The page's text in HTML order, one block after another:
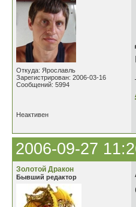
Откуда: Ярославль
Зарегистрирован: 2006-03-16
Сообщений: 5994
Неактивен
2006-09-27
Золотой Дракон
Бывший редактор